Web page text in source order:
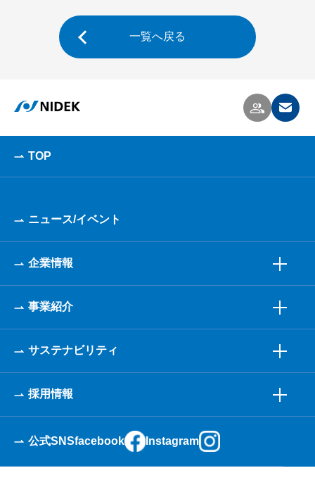
一覧へ戻る
TOP
ニュース/イベント
企業情報
事業紹介
サステナビリティ
採用情報
公式SNSfacebook Instagram